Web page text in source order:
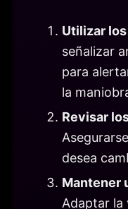
Utilizar
señalizar
para
la
Revisar
desea
Mantener
Adaptar la